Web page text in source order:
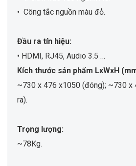
• Công tắc nguồn màu đỏ.
Đầu ra tín hiệu:
• HDMI, RJ45, Audio 3.5 …
Kích thước sản phẩm LxWxH
~730 x 476 x1050 (đóng); ~730 x
ra).
Trọng lượng:
~78Kg.